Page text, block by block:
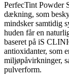
PerfecTint Powder
dækning, som
mindsker samtidig
huden får en
baseret på iS
antioxidanter, som
miljøpåvirkninger,
pulverform.